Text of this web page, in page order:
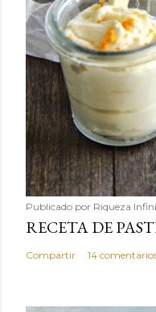
Publicado por Riqueza
RECETA DE
Compartir 14